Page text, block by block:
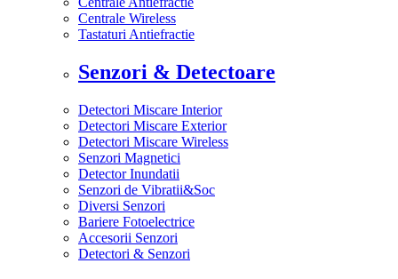
Centrale Wireless
Tastaturi Antiefractie
Senzori & Detectoare
Detectori Miscare Interior
Detectori Miscare Exterior
Detectori Miscare Wireless
Senzori Magnetici
Detector Inundatii
Senzori de Vibratii&Soc
Diversi Senzori
Bariere Fotoelectrice
Accesorii Senzori
Detectori & Senzori